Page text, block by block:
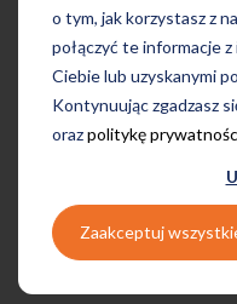
o tym, jak korzystasz z
połączyć te informacje
Ciebie lub uzyskanymi
Kontynuując zgadzasz
orazpolitykę
Zaakceptuj